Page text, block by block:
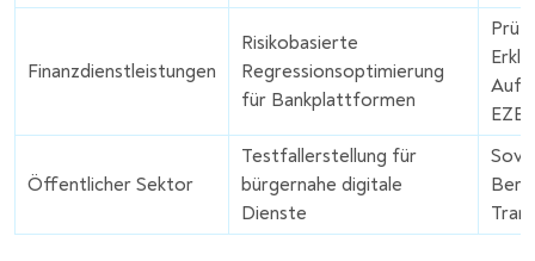
Finanzdienstleistungen
Risikobasierte
Regressionsoptimierung
für Bankplattformen
EZB
Öffentlicher Sektor
Testfallerstellung für
bürgernahe digitale
Dienste